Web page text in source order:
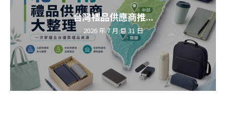
台灣禮品供應商推...
2026 年 7 月 月 31 日